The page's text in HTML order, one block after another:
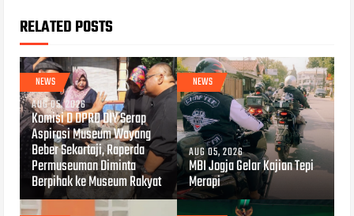
RELATED POSTS
NEWS
AUG 05, 2026
Komisi D DPRD DIY Serap
Aspirasi Museum Wayang
Beber Sekartaji, Raperda
Permuseuman Diminta
Berpihak ke Museum Rakyat
NEWS
AUG 05, 2026
MBI Jogja Gelar Kajian Tepi
Merapi